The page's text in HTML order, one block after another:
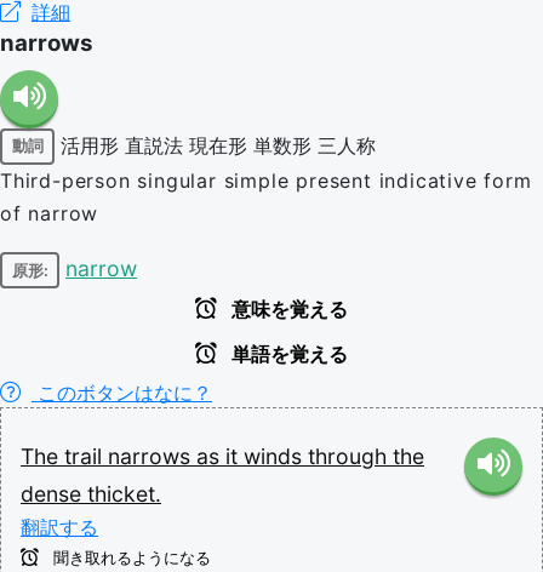
詳細
narrows
動詞 活用形 直説法 現在形 単数形 三人称
Third-person singular simple present indicative form
of narrow
原形: narrow
意味を覚える
単語を覚える
このボタンはなに？
The trail narrows as it winds through the
dense thicket.
翻訳する
聞き取れるようになる